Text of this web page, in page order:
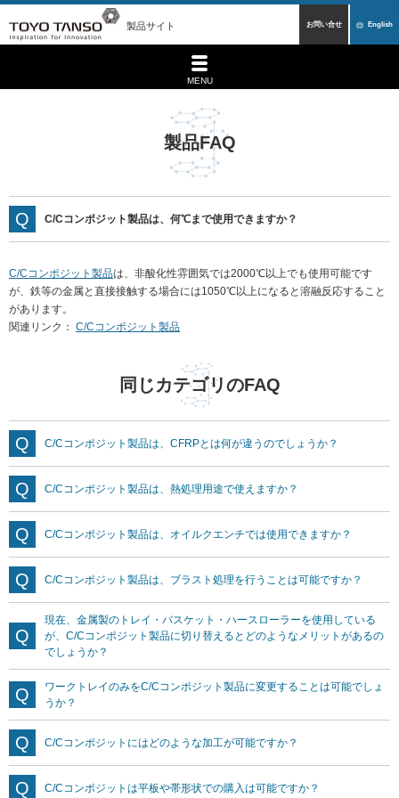
製品サイト お問い合せ English
MENU
製品FAQ
C/Cコンポジット製品は、何℃まで使用できますか？
C/Cコンポジット製品は、非酸化性雰囲気では2000℃以上でも使用可能です
が、鉄等の金属と直接接触する場合には1050℃以上になると溶融反応すること
があります。
関連リンク ： C/Cコンポジット製品
同じカテゴリのFAQ
C/Cコンポジット製品は、CFRPとは何が違うのでしょうか？
C/Cコンポジット製品は、熱処理用途で使えますか？
C/Cコンポジット製品は、オイルクエンチでは使用できますか？
C/Cコンポジット製品は、ブラスト処理を行うことは可能ですか？
現在、金属製のトレイ・バスケット・ハースローラーを使用している
が、C/Cコンポジット製品に切り替えるとどのようなメリットがあるの
でしょうか？
ワークトレイのみをC/Cコンポジット製品に変更することは可能でしょ
うか？
C/Cコンポジットにはどのような加工が可能ですか？
C/Cコンポジットは平板や帯形状での購入は可能ですか？